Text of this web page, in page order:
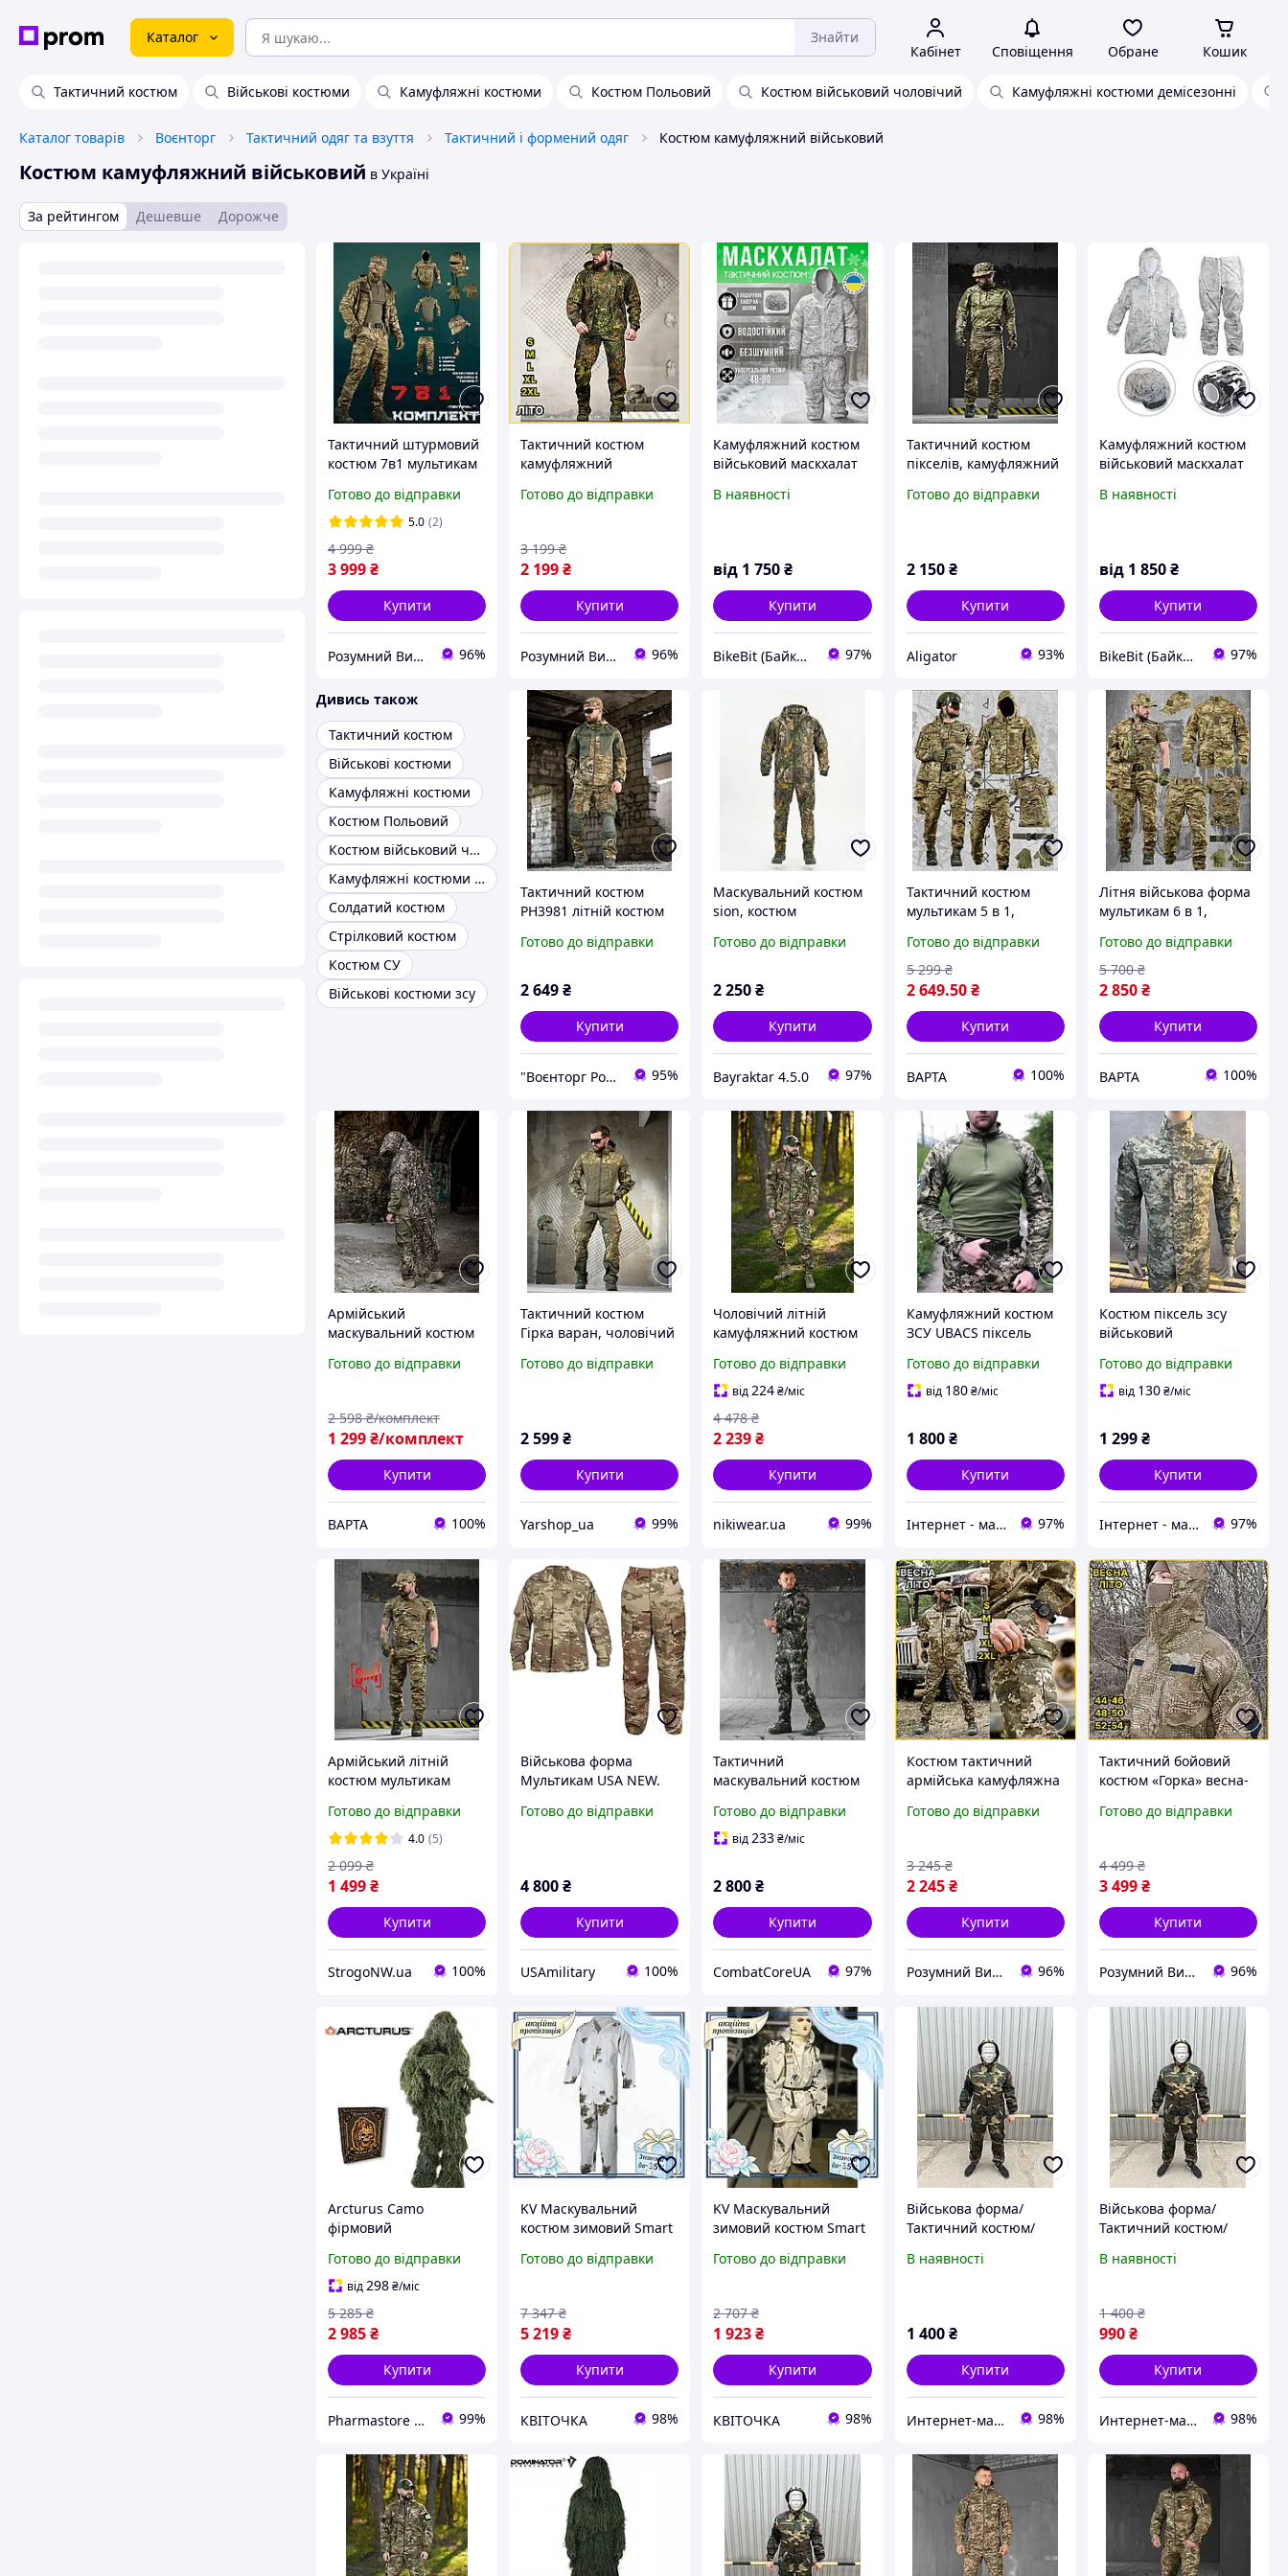
Каталог Знайти
Кабінет Сповіщення Обране Кошик
Тактичний костюм Військові костюми Камуфляжні костюми Костюм Польовий Костюм військовий чоловічий Камуфляжні костюми демісезонні
Каталог товарів Воєнторг Тактичний одяг та взуття Тактичний і формений одяг Костюм камуфляжний військовий
Костюм камуфляжний військовий в Україні
За рейтингом Дешевше Дорожче
Тактичний штурмовий
костюм 7в1 мультикам
форма мультикам
камуфляжний костюм
мультикам Р/В
Готово до відправки
5.0 (2)
3 999₴
4 999 ₴
Купити
Розумний Вибір 96%
Тактичний костюм
камуфляжний
костюм весна-літо 3в1
камуфляж ЗСУ Р/В
Готово до відправки
2 199₴
3 199 ₴
Купити
Розумний Вибір 96%
Камуфляжний костюм
військовий маскхалат
мультикам (кавер на
В наявності
від 1 750₴
Купити
BikeBit (БайкБіт) 97%
Тактичний костюм
пікселів, камуфляжний
армійська бойова
Готово до відправки
2 150 ₴
Купити
Aligator 93%
Камуфляжний костюм
військовий маскхалат
мультикам +
В наявності
від 1 850₴
Купити
BikeBit (БайкБіт) 97%
Дивись також
Тактичний костюм
Військові костюми
Камуфляжні костюми
Костюм Польовий
Костюм військовий чоловічий
Камуфляжні костюми демісезонні
Солдатий костюм
Стрілковий костюм
Костюм СУ
Військові костюми зсу
Тактичний костюм
РН3981 літній костюм
камуфляжний костюм
Готово до відправки
2 649₴
Купити
"Воєнторг Роздріб/Опт": На варті вашої безпеки! 95%
Маскувальний костюм
sion, костюм
форма маскувальна,
костюм
Готово до відправки
2 250₴
Купити
Bayraktar 4.5.0 97%
Тактичний костюм
мультикам 5 в 1,
форма зсу, літній
військовий костюм
мультикам
Готово до відправки
2 649.50 ₴
5 299 ₴
Купити
ВАРТА 100%
Літня військова форма
мультикам 6 в 1,
рипстоп зсу, армійська
камуфляжна форма
Готово до відправки
2 850₴
5 700 ₴
Купити
ВАРТА 100%
Армійський
маскувальний костюм
маскувальний костюм
Готово до відправки
1 299₴/комплект
2 598 ₴/комплект
Купити
ВАРТА 100%
Тактичний костюм
Гірка варан, чоловічий
гірка, військова форма
Готово до відправки
2 599₴
Купити
Yarshop_ua 99%
Чоловічий літній
камуфляжний костюм
тактичний, Міцна
армійська форма
nikiwe
Готово до відправки
від224₴/міс
2 239₴
4 478 ₴
Купити
nikiwear.ua 99%
Камуфляжний костюм
ЗСУ UBACS піксель
військова форма ВСУ
Готово до відправки
від 180 ₴/міс
1 800 ₴
Купити
Інтернет - магазин " Закупка онлайн " 97%
Костюм піксель зсу
військовий
форма армійська
піксельна вафелька
Готово до відправки
від 130₴/міс
1 299₴
Купити
Інтернет - магазин " Закупка онлайн " 97%
Армійський літній
костюм мультикам
Військовий
камуфляжний комплект
на літо Футболка та
Штани + Кепка для6294
Готово до відправки
4.0 (5)
1 499₴
2 099 ₴
Купити
StrogoNW.ua 100%
Військова форма
Мультикам USA NEW.
Костюм тактичний
Готово до відправки
4 800₴
Купити
USAmilitary 100%
Тактичний
маскувальний костюм
камуфляжний костюм
для ЗСУ, полювання,
Готово до відправки
від233₴/міс
2 800₴
Купити
CombatCoreUA 97%
Костюм тактичний
армійська камуфляжна
форма піксель
весна-літо Р/В
Готово до відправки
2 245 ₴
3 245 ₴
Купити
Розумний Вибір 96%
Тактичний бойовий
костюм «Горка» весна-
армійський військовий
ЗСУ Р/В
Готово до відправки
3 499₴
4 499 ₴
Купити
Розумний Вибір 96%
Arcturus Camo
фірмовий
військового снайпера,
розвідника, 4 предмети
кікімора лісовик
Готово до відправки
від298₴/міс
2 985₴
5 285 ₴
Купити
Pharmastore DISCOUNT 99%
KV Маскувальний
костюм зимовий Smart
полювання та
камуфляжний костюм
99/KVI
Готово до відправки
5 219₴
7 347 ₴
Купити
КВІТОЧКА 98%
KV Маскувальний
зимовий костюм Smart
полювання та
камуфляжний костюм
99/KVI
Готово до відправки
1 923₴
2 707 ₴
Купити
КВІТОЧКА 98%
Військова форма/
Тактичний костюм/
В наявності
1 400 ₴
Купити
Интернет-магазин "Платки опт" 98%
Військова форма/
Тактичний костюм/
В наявності
990₴
1 400 ₴
Купити
Интернет-магазин "Платки опт" 98%